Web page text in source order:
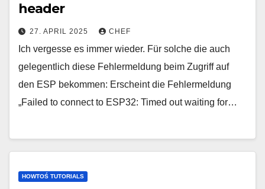
header
27. APRIL 2025 CHEF
Ich vergesse es immer wieder. Für solche die auch
gelegentlich diese Fehlermeldung beim Zugriff auf
den ESP bekommen: Erscheint die Fehlermeldung
„Failed to connect to ESP32: Timed out waiting for…
HOWTOŚ TUTORIALS